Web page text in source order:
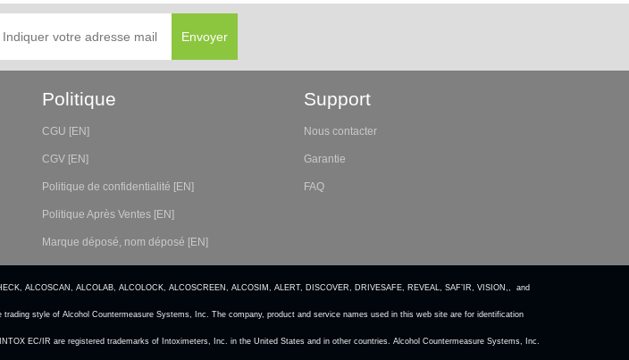
Politique
CGU [EN]
CGV [EN]
Politique de confidentialité [EN]
Politique Après Ventes [EN]
Marque déposé, nom déposé [EN]
Support
Nous contacter
Garantie
FAQ
ALCOSCAN, ALCOLAB, ALCOLOCK, ALCOSCREEN, ALCOSIM, ALERT, DISCOVER, DRIVESAFE, REVEAL, SAF’IR, VISION,, and
style of Alcohol Countermeasure Systems, Inc. The company, product and service names used in this web site are for identification
EC/IR are registered trademarks of Intoximeters, Inc. in the United States and in other countries. Alcohol Countermeasure Systems, Inc.